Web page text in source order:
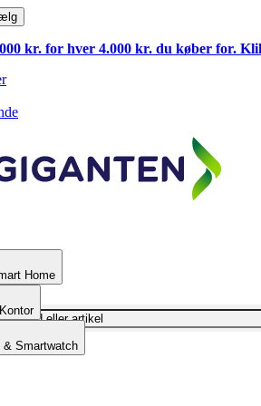
kr. for hver 4.000 kr. du køber for.
Home
& Smartwatch